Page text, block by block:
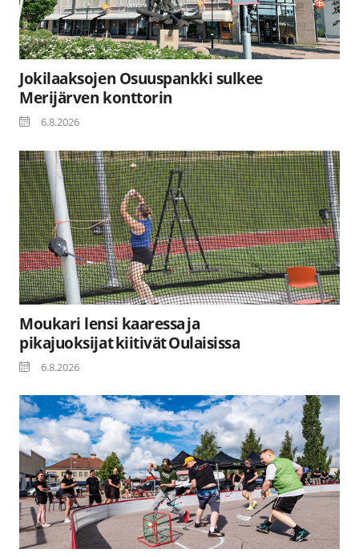
Jokilaaksojen Osuuspankki sulkee
Merijärven konttorin
6.8.2026
Moukari lensi kaaressa ja
pikajuoksijat kiitivät Oulaisissa
6.8.2026